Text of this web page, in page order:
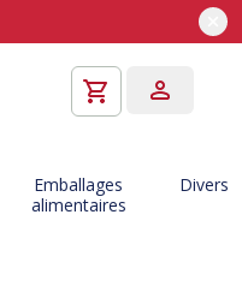
Emballages
alimentaires
Divers